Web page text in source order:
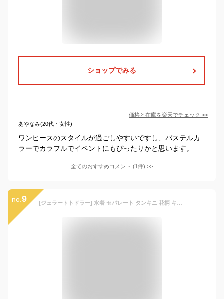
ショップでみる
価格と在庫を楽天でチェック >>
あやなみ(20代・女性)
ワンピースのスタイルが過ごしやすいですし、パステルカ
ラーでカラフルでイベントにもぴったりかと思います。
全てのおすすめコメント (1件) >
no. 9 [ジェラートトドラー] 水着 セパレート タンキニ 花柄 キッズ 子供 女の子 ラベンダー 130cm